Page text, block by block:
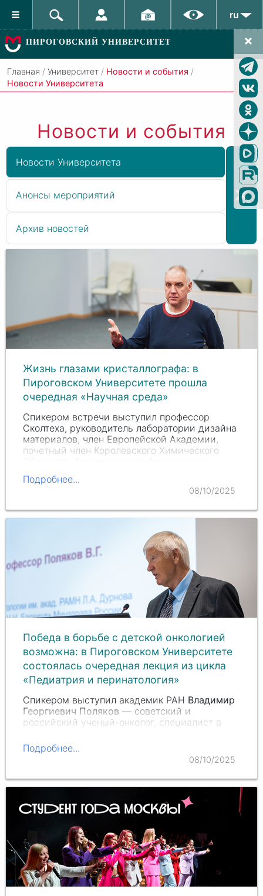
ru
ПИРОГОВСКИЙ УНИВЕРСИТЕТ
Главная / Университет / Новости и события /
Новости Университета
Новости и события
Новости Университета
Анонсы мероприятий
Архив новостей
Жизнь глазами кристаллографа: в
Пироговском Университете прошла
очередная «Научная среда»
Спикером встречи выступил профессор
Сколтеха, руководитель лаборатории дизайна
материалов, член Европейской Академии,
почетный член Королевского Химического
Общества, профессор РАН
Оганов, представивший…
Подробнее...
08/10/2025
Победа в борьбе с детской онкологией
возможна: в Пироговском Университете
состоялась очередная лекция из цикла
«Педиатрия и перинатология»
Спикером выступил академик РАН Владимир
Георгиевич Поляков — советский и
российский ученый-онколог, специалист в
Подробнее...
08/10/2025